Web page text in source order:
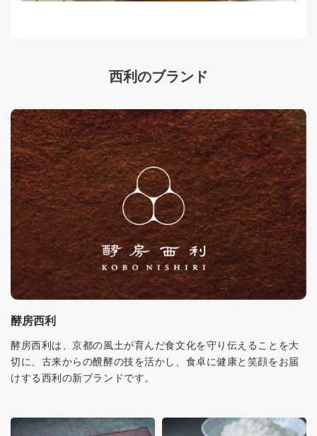
西利のブランド
酵房西利
酵房西利は、京都の風土が育んだ食文化を守り伝えることを大
切に、古来からの醗酵の技を活かし、食卓に健康と笑顔をお届
けする西利の新ブランドです。